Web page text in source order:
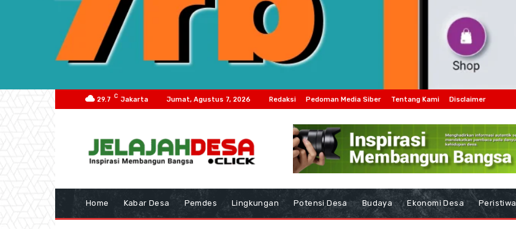
29.7 C Jakarta Jumat, Agustus 7, 2026 Redaksi Pedoman Media Siber Tentang Kami Disclaimer
Home Kabar Desa Pemdes Lingkungan Potensi Desa Budaya Ekonomi Desa Peristiwa